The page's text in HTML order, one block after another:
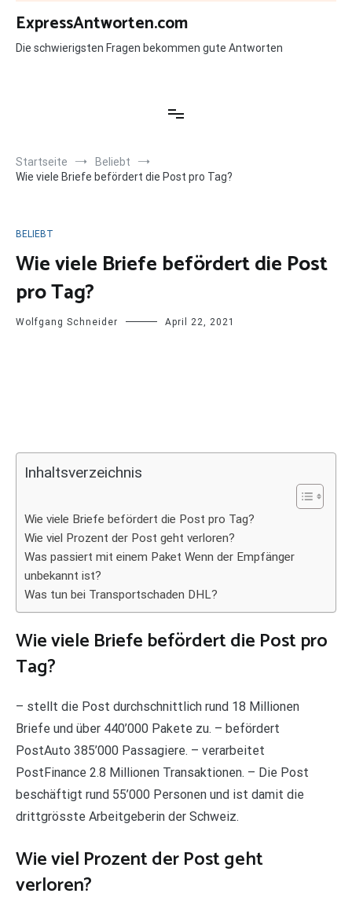
Zum
Inhalt
springen
ExpressAntworten.com
Die schwierigsten Fragen bekommen gute Antworten
Startseite
Beliebt
Wie viele Briefe befördert die Post pro Tag?
BELIEBT
Wie viele Briefe befördert die Post
pro Tag?
Wolfgang Schneider April 22, 2021
Inhaltsverzeichnis
Wie viele Briefe befördert die Post pro Tag?
Wie viel Prozent der Post geht verloren?
Was passiert mit einem Paket Wenn der Empfänger
unbekannt ist?
Was tun bei Transportschaden DHL?
Wie viele Briefe befördert die Post pro
Tag?
– stellt die Post durchschnittlich rund 18 Millionen
Briefe und über 440’000 Pakete zu. – befördert
PostAuto 385’000 Passagiere. – verarbeitet
PostFinance 2.8 Millionen Transaktionen. – Die Post
beschäftigt rund 55’000 Personen und ist damit die
drittgrösste Arbeitgeberin der Schweiz.
Wie viel Prozent der Post geht
verloren?